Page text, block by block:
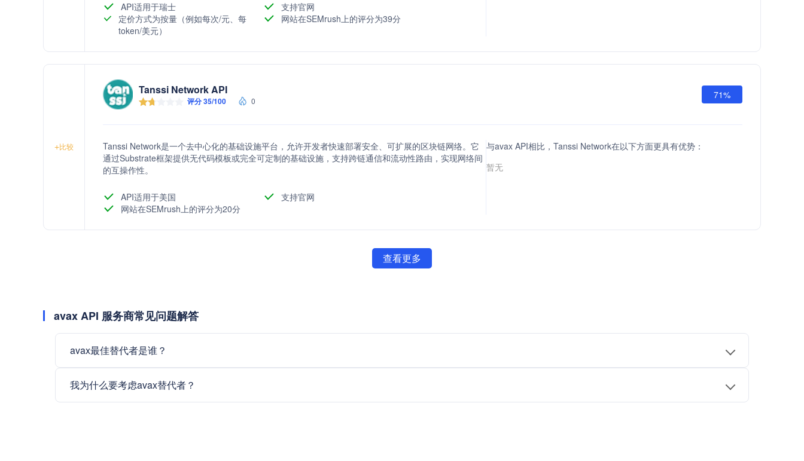
API适用于瑞士
支持官网
定价方式为按量（例如每次/元、每
token/美元）
网站在SEMrush上的评分为39分
+比较
Tanssi Network API
评分 35/100 0
71%
Tanssi Network是一个去中心化的基础设施平台，允许开发者快速部署安全、可扩展的区块链网络。它
通过Substrate框架提供无代码模板或完全可定制的基础设施，支持跨链通信和流动性路由，实现网络间
的互操作性。
API适用于美国
支持官网
网站在SEMrush上的评分为20分
与avax API相比，Tanssi Network在以下方面更具有优势：
暂无
查看更多
avax API 服务商常见问题解答
avax最佳替代者是谁？
我为什么要考虑avax替代者？